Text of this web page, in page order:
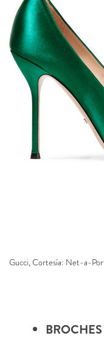
Gucci, Cortesía: Net-a-